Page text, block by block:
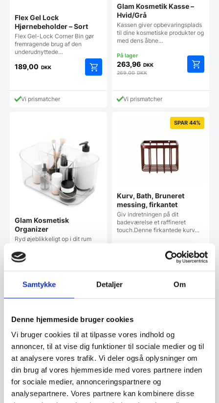
Samtykke Detaljer Om
Denne hjemmeside bruger cookies
Vi bruger cookies til at tilpasse vores indhold og
annoncer, til at vise dig funktioner til sociale medier og til
at analysere vores trafik. Vi deler også oplysninger om
din brug af vores hjemmeside med vores partnere inden
for sociale medier, annonceringspartnere og
analysepartnere. Vores partnere kan kombinere disse
Flex Gel Lock
Hjørnebeholder – Sort
Flex Gel-Lock Corner Bin gør
fremragende brug af den
underudnyttede…
189,00 DKK
Vi prismatcher
Glam Kosmetik Kasse –
Hvid/Grå
Kassen giver opbevaringsplads
til dine kosmetiske produkter og
med dens åbne…
263,96 DKK
269,00DKK
Vi prismatcher
Glam Kosmetisk
Organizer
Ryd øjeblikkeligt op i dit rum
Denne…
269,00DKK
Vi prismatcher
SPAR 44%
Kurv, Bath, Bruneret
messing, firkantet
Giv indretningen på dit
badeværelse et raffineret
touch.Denne firkantede kurv…
Vi prismatcher